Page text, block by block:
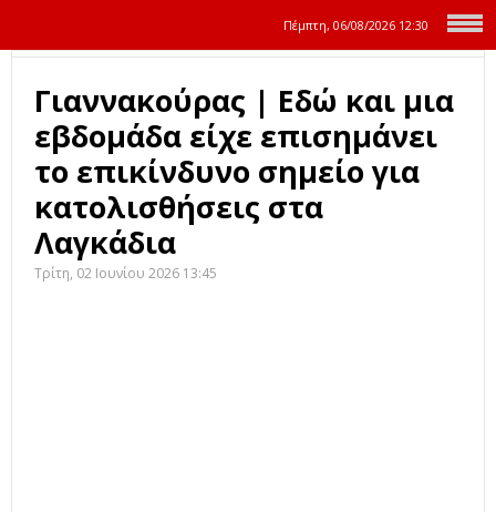
Πέμπτη, 06/08/2026 12:30
Γιαννακούρας | Εδώ και μια
εβδομάδα είχε επισημάνει
το επικίνδυνο σημείο για
κατολισθήσεις στα
Λαγκάδια
Τρίτη, 02 Ιουνίου 2026 13:45